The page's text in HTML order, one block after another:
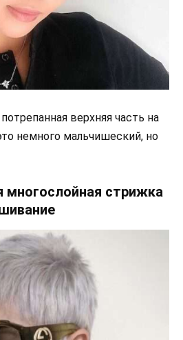
верхняя часть на
немного мальчишеский, но
многослойная стрижка